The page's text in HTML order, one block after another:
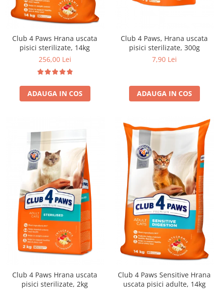
Club 4 Paws Hrana uscata
pisici sterilizate, 14kg
256,00 Lei
ADAUGA IN COS
Club 4 Paws, Hrana uscata
pisici sterilizate, 300g
7,90 Lei
ADAUGA IN COS
Club 4 Paws Hrana uscata
pisici sterilizate, 2kg
Club 4 Paws Sensitive Hrana
uscata pisici adulte, 14kg